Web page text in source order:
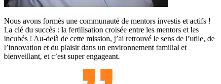
Nous avons formés une communauté de mentors investis et actifs !
La clé du succès : la fertilisation croisée entre les mentors et les
incubés ! Au-delà de cette mission, j’ai retrouvé le sens de l’utile, de
l’innovation et du plaisir dans un environnement familial et
bienveillant, et c’est super engageant.